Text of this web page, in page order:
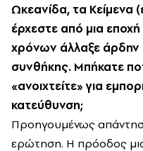
Ωκεανίδα, τα Κείμενα
έρχεστε από μια
χρόνων άλλαξε άρδην
συνθήκης. Μπήκατε
«ανοιχτείτε» για
κατεύθυνση;
Προηγουμένως
ερώτηση. Η πρόοδος